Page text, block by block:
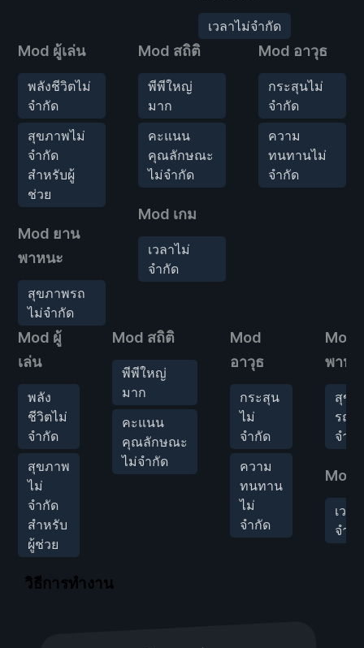
เวลาไม่จำกัด
Mod ผู้เล่น
พลังชีวิตไม่
จำกัด
สุขภาพไม่
จำกัด
สำหรับผู้
ช่วย
Mod ยาน
พาหนะ
สุขภาพรถ
ไม่จำกัด
Mod สถิติ
พีพีใหญ่
มาก
คะแนน
คุณลักษณะ
ไม่จำกัด
Mod เกม
เวลาไม่
จำกัด
Mod อาวุธ
กระสุนไม่
จำกัด
ความ
ทนทานไม่
จำกัด
Mod ผู้
เล่น
พลัง
ชีวิตไม่
จำกัด
สุขภาพ
ไม่
จำกัด
สำหรับ
ผู้ช่วย
Mod สถิติ
พีพีใหญ่
มาก
คะแนน
คุณลักษณะ
ไม่จำกัด
Mod
อาวุธ
กระสุน
ไม่
จำกัด
ความ
ทนทาน
ไม่
จำกัด
Mod
พาห
สุขภ
รถไ
จำกั
Mod
เวล
จำกั
วิธีการทำงาน